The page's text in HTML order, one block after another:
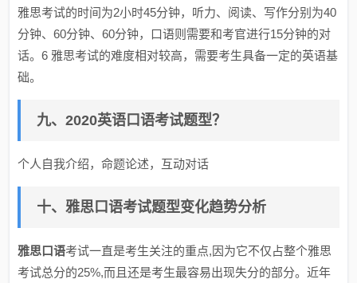
雅思考试的时间为2小时45分钟，听力、阅读、写作分别为40
分钟、60分钟、60分钟，口语则需要和考官进行15分钟的对
话。6 雅思考试的难度相对较高，需要考生具备一定的英语基
础。
九、2020英语口语考试题型？
个人自我介绍，命题论述，互动对话
十、雅思口语考试题型变化趋势分析
雅思口语考试一直是考生关注的重点,因为它不仅占整个雅思
考试总分的25%,而且还是考生最容易出现失分的部分。近年